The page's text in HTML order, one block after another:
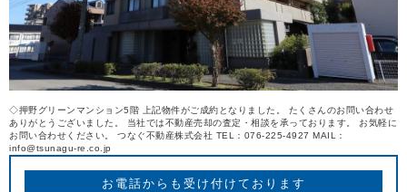
◇押野グリーンマンション5階 上記物件がご成約となりました。 たくさんのお問い合わせ
ありがとうございました。 当社では不動産売却の査定・相談を承っております。 お気軽に
お問い合わせください。 つなぐ不動産株式会社 TEL：076-225-4927 MAIL：
info@tsunagu-re.co.jp
お電話からも受け付けております